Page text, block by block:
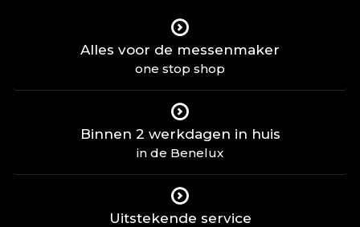
Alles voor de messenmaker
one stop shop
Binnen 2 werkdagen in huis
in de Benelux
Uitstekende service